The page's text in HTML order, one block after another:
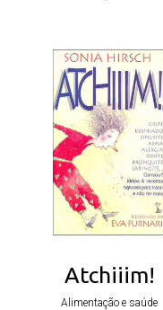
Atchiiim!
Alimentação e saúde